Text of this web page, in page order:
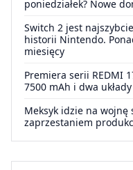
poniedziałek? Nowe
Switch 2 jest
historii Nintendo.
miesięcy
Premiera serii REDMI
7500 mAh i dwa
Meksyk idzie na wojnę
zaprzestaniem